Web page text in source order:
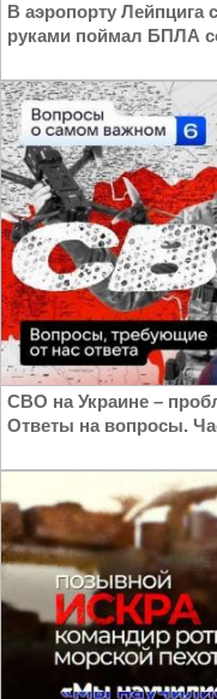
В аэропорту Лейпцига
руками поймал БПЛА
СВО на Украине –
Ответы на вопросы.